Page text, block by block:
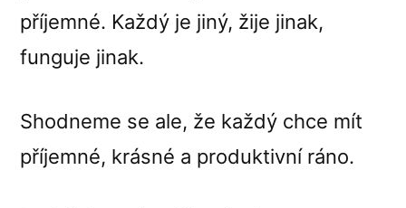
příjemné. Každý je jiný, žije jinak,
funguje jinak.
Shodneme se ale, že každý chce mít
příjemné, krásné a produktivní ráno.